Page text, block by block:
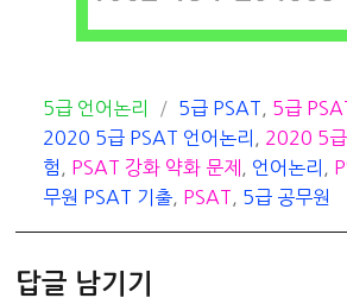
카
테
고
리
5급 언어논리
태
그
5급 PSAT 5급
2020 5급 PSAT 언어논리
2020 5
험
PSAT 강화 약화 문제 언어논리
무원 PSAT 기출
PSAT 5급 공무원
답글 남기기